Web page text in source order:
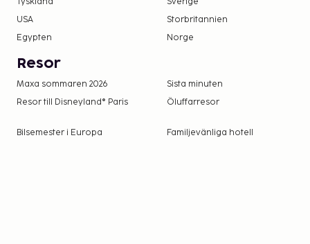
kontakta boendet med
Den säsongsöppna poolen är tillgänglig från
USA
Storbritannien
Egypten
Norge
Resor
Maxa sommaren 2026 Sista minuten
Resor till Disneyland® Paris
Öluffarresor
Bilsemester i Europa Familjevänliga hotell